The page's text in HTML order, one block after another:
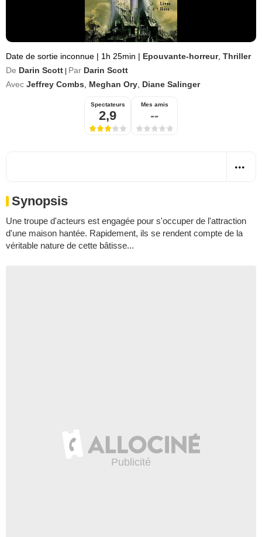
Date de sortie inconnue | 1h 25min | Epouvante-horreur, Thriller
De Darin Scott Par Darin Scott
Avec Jeffrey Combs Meghan Ory Diane Salinger
Spectateurs
2,9
Mes amis
--
Synopsis
Une troupe d'acteurs est engagée pour s'occuper de l'attraction
d'une maison hantée. Rapidement, ils se rendent compte de la
véritable nature de cette bâtisse...